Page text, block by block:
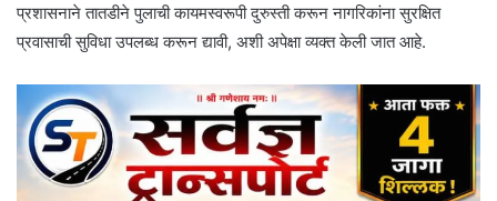
प्रशासनाने तातडीने पुलाची कायमस्वरूपी दुरुस्ती करून नागरिकांना सुरक्षित
प्रवासाची सुविधा उपलब्ध करून द्यावी, अशी अपेक्षा व्यक्त केली जात आहे.